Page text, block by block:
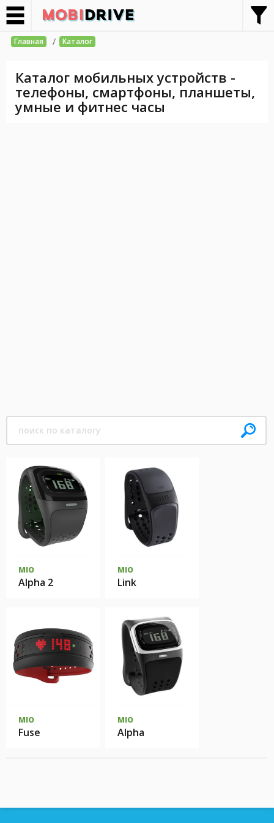
Главная / Каталог
Каталог мобильных устройств -
телефоны, смартфоны, планшеты,
умные и фитнес часы
MIO
Alpha 2
MIO
Link
MIO
Fuse
MIO
Alpha